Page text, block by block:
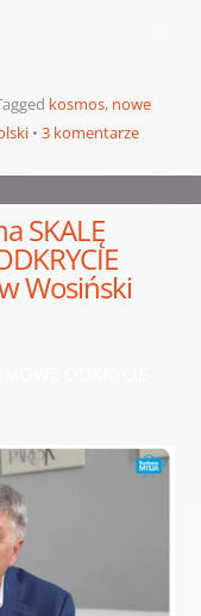
kosmos, nowe
3 komentarze
SKALĘ
Wosiński